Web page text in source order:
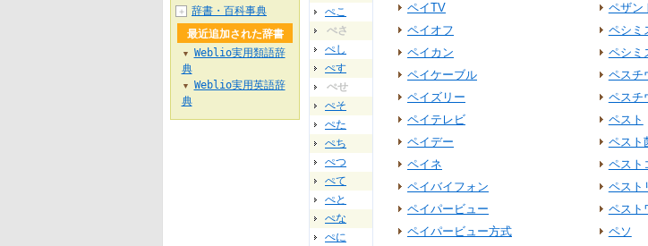
ぺこ
ぺさ
ぺし
ぺす
ぺせ
ぺそ
ぺた
ぺち
ぺつ
ぺて
ぺと
ぺな
ぺに
ペイTV
ペイオフ
ペイカン
ペイケーブル
ペイズリー
ペイテレビ
ペイデー
ペイネ
ペイバイフォン
ペイパービュー
ペイパービュー方式
ペザン
ペシミ
ペシミ
ペスチ
ペスチ
ペスト
ペスト
ペスト
ペスト
ペスト
ペソ
＋
辞書・百科事典
最近追加された辞書
▼
Weblio実用類語辞
典
▼
Weblio実用英語辞
典